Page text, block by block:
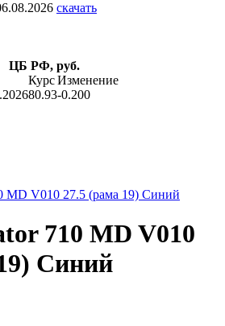
скачать
ЦБ РФ, руб.
КурсИзменение
80.93-0.200
MD V010 27.5 (рама 19) Синий
710 MD V010
Синий